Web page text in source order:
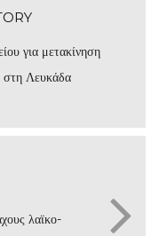
για μετακίνηση
Λευκάδα
λαϊκο-